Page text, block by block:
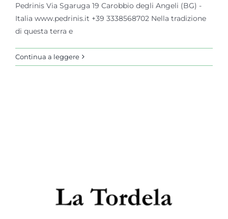
Pedrinis Via Sgaruga 19 Carobbio degli Angeli (BG) -
Italia www.pedrinis.it +39 3338568702 Nella tradizione
di questa terra e
Continua a leggere